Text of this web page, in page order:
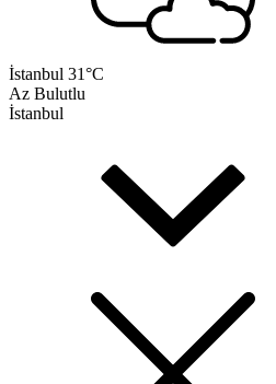
İstanbul 31°C
Az Bulutlu
İstanbul